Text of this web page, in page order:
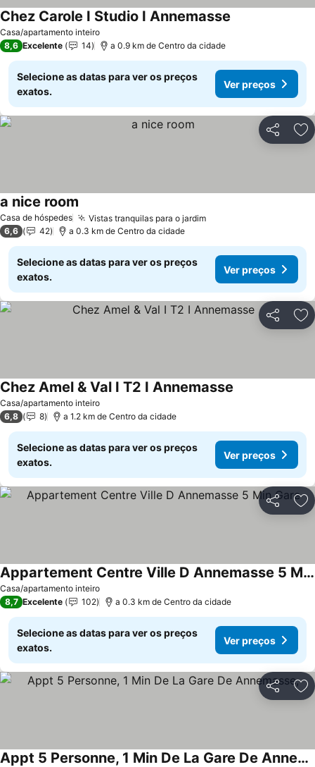
Casa/apartamento inteiro
Chez Carole I Studio I Annemasse
8,6 Excelente 14 a 0.9 km de Centro da cidade
Selecione as datas para ver os preços
exatos.
Ver preços
Partilhar
Casa de hóspedes Vistas tranquilas para o jardimVer preços
a nice room
6,6 42 a 0.3 km de Centro da cidade
Selecione as datas para ver os preços
exatos.
Ver preços
Partilhar
Casa/apartamento inteiro
Chez Amel & Val I T2 I Annemasse
6,8 8 a 1.2 km de Centro da cidade
Selecione as datas para ver os preços
exatos.
Ver preços
Partilhar
Casa/apartamento inteiro
Appartement Centre Ville D Annemasse 5 Min Gare
Ver preços
8,7 Excelente 102 a 0.3 km de Centro da cidade
Selecione as datas para ver os preços
exatos.
Ver preços
Partilhar
Appt 5 Personne, 1 Min De La Gare De Annemasse,